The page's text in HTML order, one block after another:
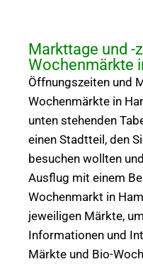
Markttage und -
Wochenmärkte
Öffnungszeiten und
Wochenmärkte in
unten stehenden
einen Stadtteil, den
besuchen wollten
Ausflug mit einem
Wochenmarkt in
jeweiligen Märkte,
Informationen und
Märkte und Bio-